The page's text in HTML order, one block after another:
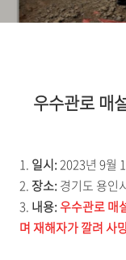
우수관로 매
1. 일시:2023년 9월
2. 장소:경기도 용인
3. 내용:우수관로 매
며 재해자가 깔려 사